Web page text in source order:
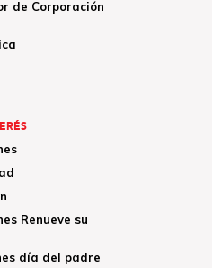
de Corporación
Renueve su
día del padre